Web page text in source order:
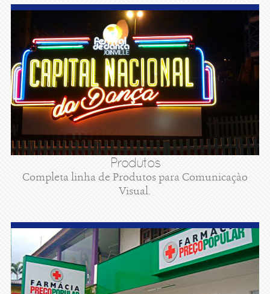
Produtos
Completa linha de Produtos para Comunicaçào
Visual.